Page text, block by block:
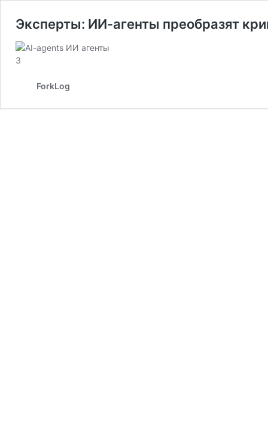
Эксперты: ИИ-агенты преобразят
ForkLog